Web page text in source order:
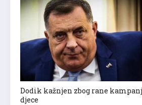
Dodik kažnjen zbog rane
djece